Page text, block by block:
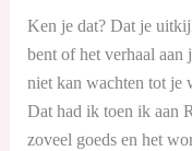
Ken je dat? Dat je
bent of het verhaal aan
niet kan wachten tot je
Dat had ik toen ik aan
zoveel goeds en het